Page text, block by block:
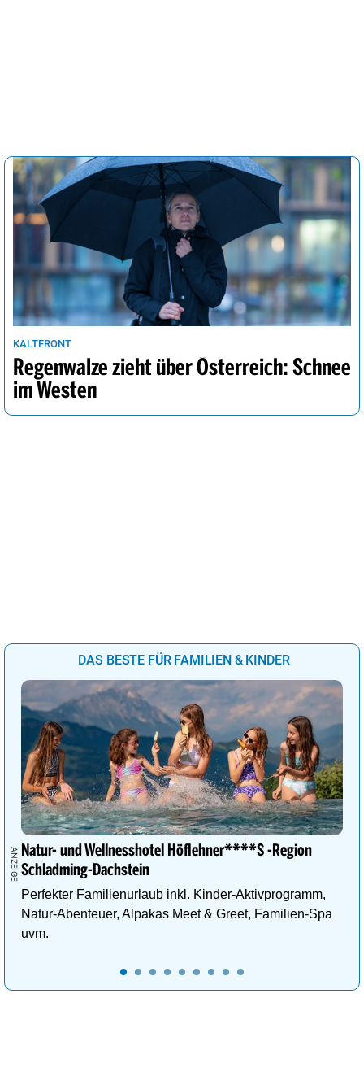
KALTFRONT
Regenwalze zieht über Österreich: Schnee
im Westen
DAS BESTE FÜR FAMILIEN & KINDER
Natur- und Wellnesshotel Höflehner****S -Region
Schladming-Dachstein
Perfekter Familienurlaub inkl. Kinder-Aktivprogramm,
Natur-Abenteuer, Alpakas Meet & Greet, Familien-Spa
uvm.